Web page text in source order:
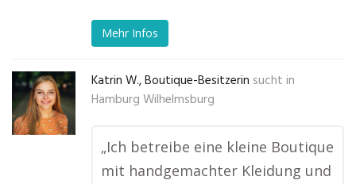
Mehr Infos
Katrin W., Boutique-Besitzerin sucht in
Hamburg Wilhelmsburg
„Ich betreibe eine kleine Boutique
mit handgemachter Kleidung und